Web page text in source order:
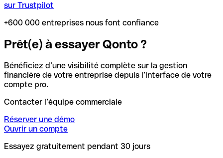
sur Trustpilot
+600 000 entreprises nous font confiance
Prêt(e) à essayer Qonto ?
Bénéficiez d’une visibilité complète sur la gestion
financière de votre entreprise depuis l’interface de votre
compte pro.
Contacter l’équipe commerciale
Réserver une démo
Ouvrir un compte
Essayez gratuitement pendant 30 jours